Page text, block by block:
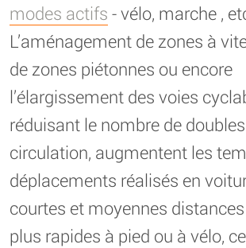
modes actifs - vélo, marche ,
L’aménagement de zones à
de zones piétonnes ou encore
l’élargissement des voies
réduisant le nombre de
circulation, augmentent les
déplacements réalisés en
courtes et moyennes
plus rapides à pied ou à vélo,